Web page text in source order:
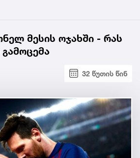
მესის ოჯახში - რას
32 წუთის წინ